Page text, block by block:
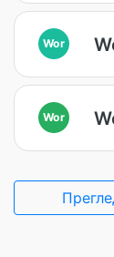
Wor
Wor